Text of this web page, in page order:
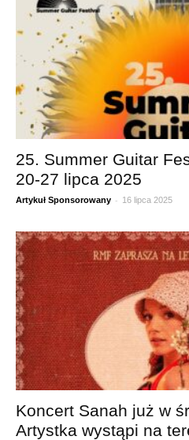
25. Summer Guitar
20-27 lipca 2025
Artykuł Sponsorowany - 16 lipca 2025
Koncert Sanah już w
Artystka wystąpi na